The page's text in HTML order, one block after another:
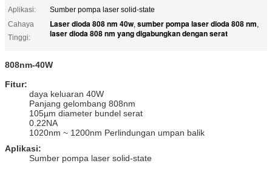
Aplikasi:
Sumber pompa laser solid-state
Cahaya
Tinggi:
Laser dioda 808 nm 40w, sumber pompa laser dioda 808 nm,
laser dioda 808 nm yang digabungkan dengan serat
808nm-40W
Fitur:
daya keluaran 40W
Panjang gelombang 808nm
105µm diameter bundel serat
0.22NA
1020nm ~ 1200nm Perlindungan umpan balik
Aplikasi:
Sumber pompa laser solid-state